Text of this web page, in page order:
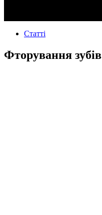
Статті
Фторування зубів